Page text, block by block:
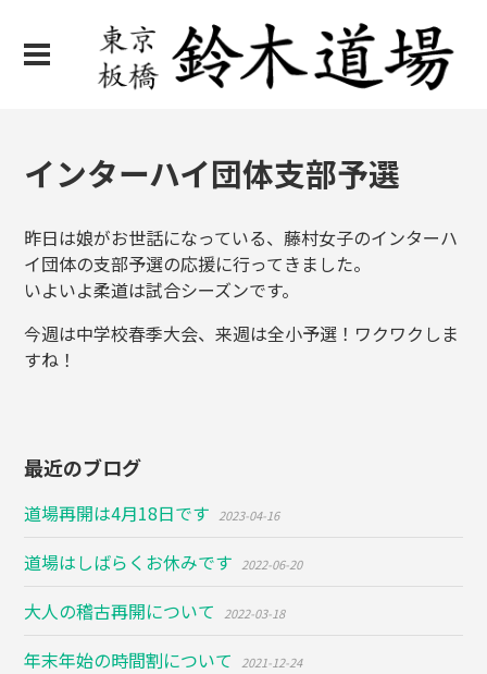
インターハイ団体支部予選
昨日は娘がお世話になっている、藤村女子のインターハ
イ団体の支部予選の応援に行ってきました。
いよいよ柔道は試合シーズンです。
今週は中学校春季大会、来週は全小予選！ワクワクしま
すね！
最近のブログ
道場再開は4月18日です 2023-04-16
道場はしばらくお休みです 2022-06-20
大人の稽古再開について 2022-03-18
年末年始の時間割について 2021-12-24